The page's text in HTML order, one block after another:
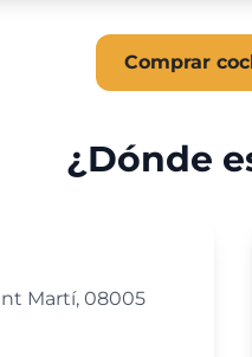
Comprar
¿Dónde
Martí, 08005